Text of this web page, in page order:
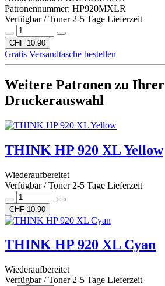
Patronennummer: HP920MXLR
Verfügbar / Toner 2-5 Tage Lieferzeit
CHF 10.90
Gratis Versandtasche bestellen
Weitere Patronen zu Ihrer
Druckerauswahl
THINK HP 920 XL Yellow
Wiederaufbereitet
Verfügbar / Toner 2-5 Tage Lieferzeit
CHF 10.90
THINK HP 920 XL Cyan
Wiederaufbereitet
Verfügbar / Toner 2-5 Tage Lieferzeit